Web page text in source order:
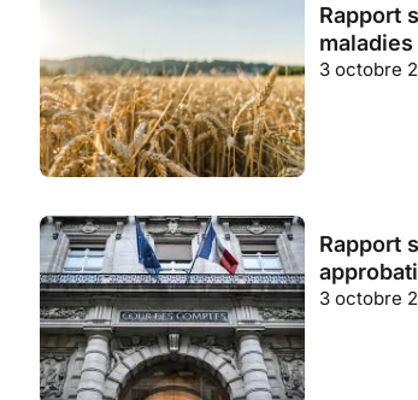
Rapport
3 octobre
Rapport
3 octobre